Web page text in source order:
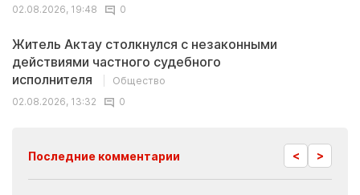
02.08.2026, 19:48
0
Житель Актау столкнулся с незаконными
действиями частного судебного
исполнителя
Общество
02.08.2026, 13:32
0
Последние комментарии < >